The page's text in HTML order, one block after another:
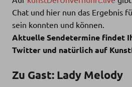
Chat und hier nun das Ergebnis
sein konnten und können.
Aktuelle Sendetermine findet
Twitter und natürlich auf
Zu Gast: Lady Melody